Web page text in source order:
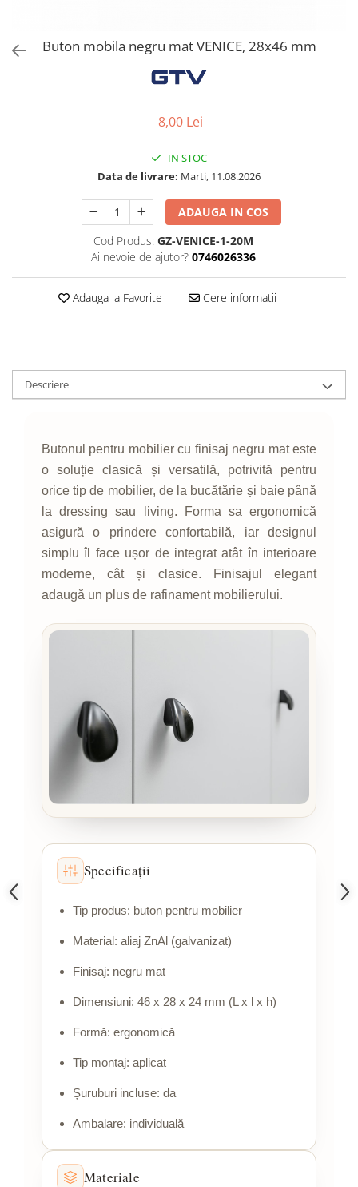
Plinte, antistropi & accesorii
Buton mobila negru mat VENICE, 28x46 mm
8,00 Lei
IN STOC
Data de livrare: Marti, 11.08.2026
ADAUGA IN COS
Cod Produs: GZ-VENICE-1-20M
Ai nevoie de ajutor? 0746026336
Adauga la Favorite Cere informatii
Descriere
Butonul pentru mobilier cu finisaj negru mat este
o soluție clasică și versatilă, potrivită pentru
orice tip de mobilier, de la bucătărie și baie până
la dressing sau living. Forma sa ergonomică
asigură o prindere confortabilă, iar designul
simplu îl face ușor de integrat atât în interioare
moderne, cât și clasice. Finisajul elegant
adaugă un plus de rafinament mobilierului.
Specificații
Tip produs: buton pentru mobilier
Material: aliaj ZnAl (galvanizat)
Finisaj: negru mat
Dimensiuni: 46 x 28 x 24 mm (L x l x h)
Formă: ergonomică
Tip montaj: aplicat
Șuruburi incluse: da
Ambalare: individuală
Materiale